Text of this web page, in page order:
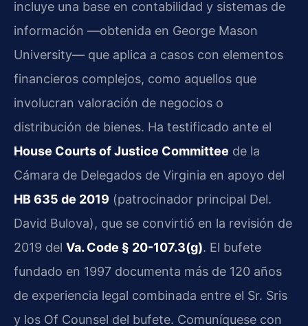
incluye una base en contabilidad y sistemas de
información —obtenida en George Mason
University— que aplica a casos con elementos
financieros complejos, como aquellos que
involucran valoración de negocios o
distribución de bienes. Ha testificado ante el
House Courts of Justice Committee de la
Cámara de Delegados de Virginia en apoyo del
HB 635 de 2019 (patrocinador principal Del.
David Bulova), que se convirtió en la revisión de
2019 del Va. Code § 20-107.3(g). El bufete
fundado en 1997 documenta más de 120 años
de experiencia legal combinada entre el Sr. Sris
y los Of Counsel del bufete. Comuníquese con